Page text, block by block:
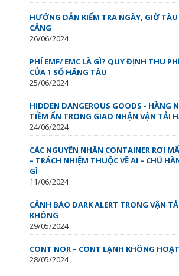
HƯỚNG DẪN KIỂM TRA NGÀY, GIỜ TÀU
CẢNG
26/06/2024
PHÍ EMF/ EMC LÀ GÌ? QUY ĐỊNH THU
CỦA 1 SỐ HÃNG TÀU
25/06/2024
HIDDEN DANGEROUS GOODS - HÀNG
TIỀM ẨN TRONG GIAO NHẬN VẬN TẢI
24/06/2024
CÁC NGUYÊN NHÂN CONTAINER RƠI
– TRÁCH NHIỆM THUỘC VỀ AI – CHỦ
GÌ
11/06/2024
CẢNH BÁO DARK ALERT TRONG VẬN
KHÔNG
29/05/2024
CONT NOR – CONT LẠNH KHÔNG
28/05/2024